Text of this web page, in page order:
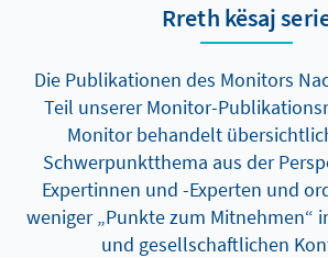
Rreth kësaj
Die Publikationen des Monitors
Teil unserer Monitor-
Monitor behandelt
Schwerpunktthema aus der
Expertinnen und -Experten und
weniger „Punkte zum Mitnehmen“
und gesellschaftlichen